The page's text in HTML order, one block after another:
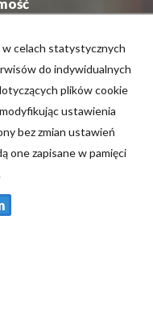
celach statystycznych
do indywidualnych
plików cookie
ustawienia
bez zmian ustawień
one zapisane w pamięci